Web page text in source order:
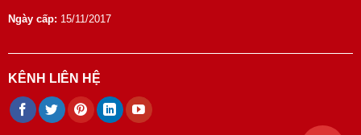
Ngày cấp: 15/11/2017
KÊNH LIÊN HỆ